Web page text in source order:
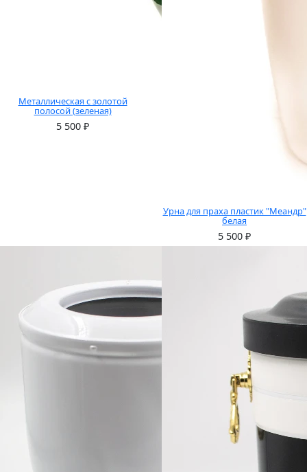
Металлическая с золотой
полосой (зеленая)
5 500 ₽
Урна для праха пластик "Меандр"
белая
5 500 ₽